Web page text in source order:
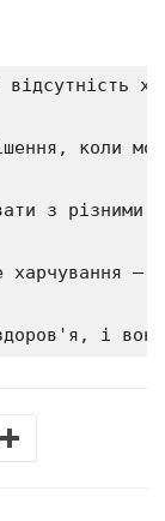
коли
з різними
–
і воно